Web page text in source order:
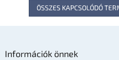
ÖSSZES KAPCSOLÓDÓ
Információk önnek